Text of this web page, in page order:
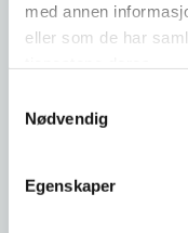
med annen
eller som de har
Nødvendig
Egenskaper